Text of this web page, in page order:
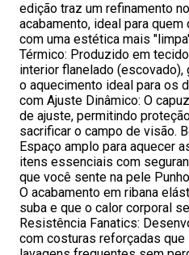
edição traz um refinamento
acabamento, ideal para
com uma estética mais
Térmico: Produzido em
interior flanelado (escovado),
o aquecimento ideal para os
com Ajuste Dinâmico: O
de ajuste, permitindo
sacrificar o campo de visão.
Espaço amplo para aquecer
itens essenciais com
que você sente na pele
O acabamento em ribana
suba e que o calor corporal
Resistência Fanatics:
com costuras reforçadas